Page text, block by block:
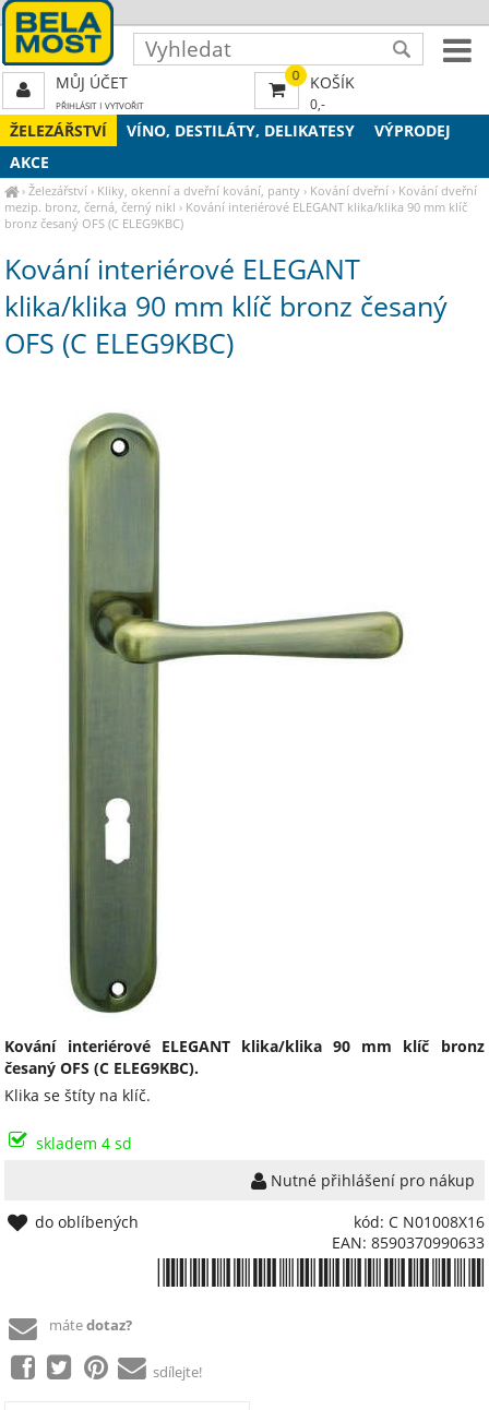
ŽELEZÁŘSTVÍ VÍNO, DESTILÁTY, DELIKATESY
VÝPRODEJ
AKCE
›Železářství › Kliky, okenní a dveřní kování, panty › Kování dveřní › Kování dveřní
mezip. bronz, černá, černý nikl › Kování interiérové ELEGANT klika/klika 90 mm klíč
bronz česaný OFS (C ELEG9KBC)
Kování interiérové ELEGANT
klika/klika 90 mm klíč bronz česaný
OFS (C ELEG9KBC)
Kování interiérové ELEGANT klika/klika 90 mm klíč bronz
česaný OFS (C ELEG9KBC).
Klika se štíty na klíč.
skladem 4 sd
Nutné přihlášení pro nákup
kód: C N01008X16
EAN: 8590370990633
do oblíbených
mátedotaz?
sdílejte!
0 KOŠÍK
0,-
MŮJ ÚČET
PŘIHLÁSIT| VYTVOŘIT